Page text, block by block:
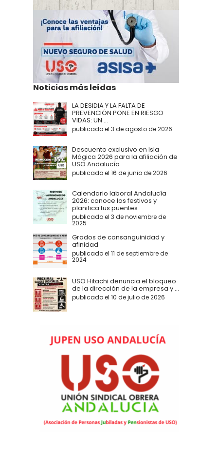
Noticias más leídas
LA DESIDIA Y LA FALTA DE
PREVENCIÓN PONE EN RIESGO
VIDAS: UN ...
publicado el 3 de agosto de 2026
Descuento exclusivo en Isla
Mágica 2026 para la afiliación de
USO Andalucía
publicado el 16 de junio de 2026
Calendario laboral Andalucía
2026: conoce los festivos y
planifica tus puentes
publicado el 3 de noviembre de
2025
Grados de consanguinidad y
afinidad
publicado el 11 de septiembre de
2024
USO Hitachi denuncia el bloqueo
de la dirección de la empresa y ...
publicado el 10 de julio de 2026